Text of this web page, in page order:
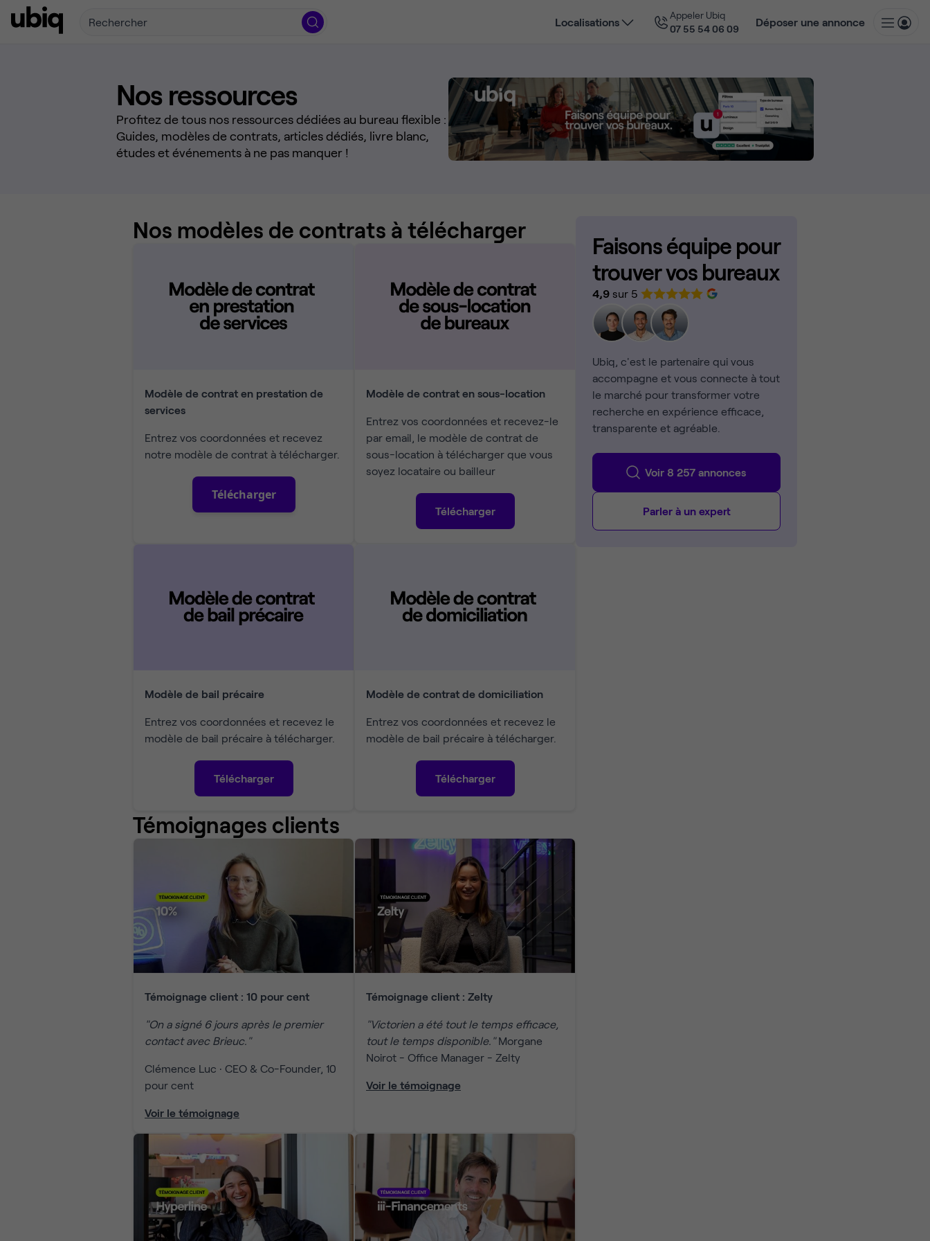
Rechercher Localisations
Appeler Ubiq
07 55 54 06 09
Déposer une annonce
Nos ressources
Profitez de tous nos ressources dédiées au bureau flexible :
Guides, modèles de contrats, articles dédiés, livre blanc,
études et événements à ne pas manquer !
Nos modèles de contrats à télécharger
Modèle de contrat en prestation de
services
Entrez vos coordonnées et recevez
notre modèle de contrat à télécharger.
Télécharger
Modèle de contrat en sous-location
Entrez vos coordonnées et recevez-le
par email, le modèle de contrat de
sous-location à télécharger que vous
soyez locataire ou bailleur
Télécharger
Modèle de bail précaire
Entrez vos coordonnées et recevez le
modèle de bail précaire à télécharger.
Télécharger
Modèle de contrat de domiciliation
Entrez vos coordonnées et recevez le
modèle de bail précaire à télécharger.
Télécharger
Témoignages clients
Témoignage client : 10 pour cent
"On a signé 6 jours après le premier
contact avec Brieuc."
Clémence Luc · CEO & Co-Founder, 10
pour cent
Voir le témoignage
Témoignage client : Zelty
"Victorien a été tout le temps efficace,
tout le temps disponible."Morgane
Noirot - Office Manager - Zelty
Voir le témoignage
Faisons équipe pour
trouver vos bureaux
4,9 sur 5
Ubiq, c'est le partenaire qui vous
accompagne et vous connecte à tout
le marché pour transformer votre
recherche en expérience efficace,
transparente et agréable.
Voir 8 257 annonces
Parler à un expert